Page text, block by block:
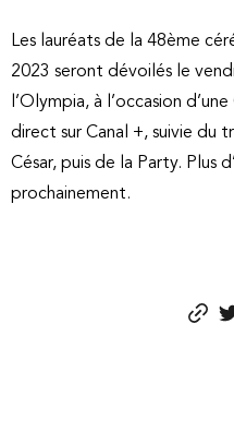
Les lauréats de la 48ème
2023 seront dévoilés le
l’Olympia, à l’occasion
direct sur Canal +, suivie du
César, puis de la Party. Plus
prochainement.